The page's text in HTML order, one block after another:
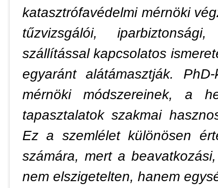
katasztrófavédelmi mérnöki
tűzvizsgálói,
szállítással kapcsolatos
egyaránt alátámasztják.
mérnöki módszereinek, a
tapasztalatok szakmai
Ez a szemlélet különösen
számára, mert a
nem elszigetelten, hanem